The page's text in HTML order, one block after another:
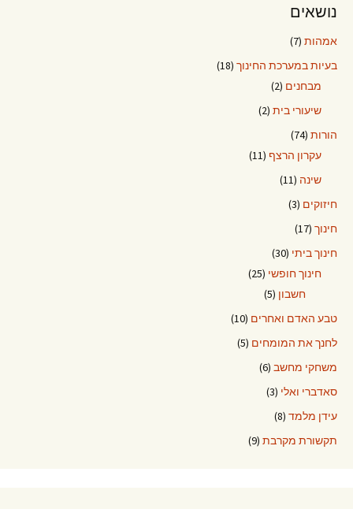
נושאים
אמהות (7)
בעיות במערכת החינוך (18)
מבחנים (2)
שיעורי בית (2)
הורות (74)
עקרון הרצף (11)
שינה (11)
חיזוקים (3)
חינוך (17)
חינוך ביתי (30)
חינוך חופשי (25)
חשבון (5)
טבע האדם ואחרים (10)
לחנך את המומחים (5)
משחקי מחשב (6)
סאדברי ואלי (3)
עידן מלמד (8)
תקשורת מקרבת (9)